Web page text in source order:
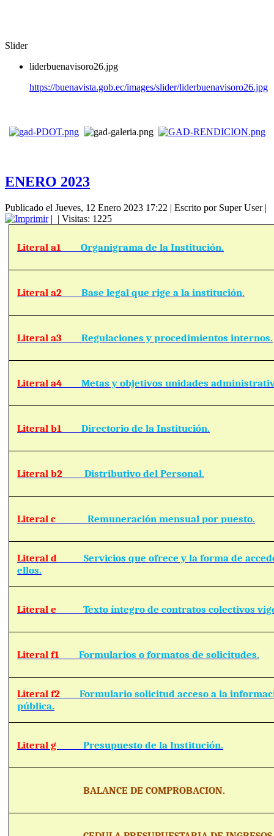
Slider
liderbuenavisoro26.jpg
https://buenavista.gob.ec/images/slider/liderbuenavisoro26.jpg
ENERO 2023
Publicado el Jueves, 12 Enero 2023 17:22 | Escrito por Super User|
| | Visitas: 1225
Literal a1Organigrama de la Institución.
Literal a2Base legal que rige a la institución.
Literal a3Regulaciones y procedimientos internos.
Literal a4Metas y objetivos unidades
Literal b1Directorio de la Institución.
Literal b2Distributivo del Personal.
Literal c Remuneración mensual por puesto.
Literal dServicios que ofrece y la forma de
ellos.
Literal eTexto íntegro de contratos colectivos
Literal f1Formularios o formatos de solicitudes.
Literal f2Formulario solicitud acceso a la
pública.
Literal gPresupuesto de la Institución.
BALANCE DE COMPROBACION.